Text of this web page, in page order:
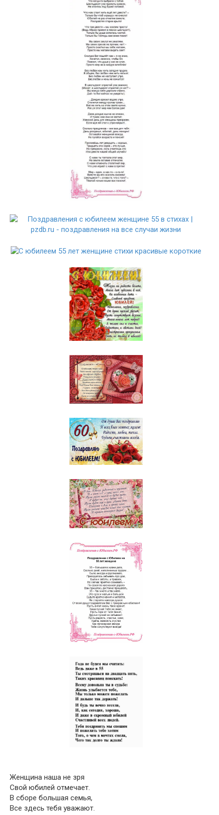
Женщина наша не зря
Свой юбилей отмечает.
В сборе большая семья,
Все здесь тебя уважают.